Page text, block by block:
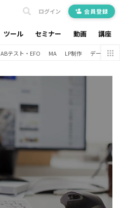
ツール セミナー 動画 講座
ログイン 会員登録
ABテスト・EFO MA LP制作 データ分析